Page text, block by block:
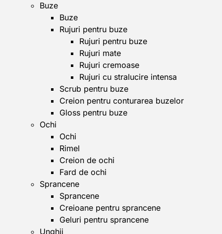
Buze
Buze
Rujuri pentru buze
Rujuri pentru buze
Rujuri mate
Rujuri cremoase
Rujuri cu stralucire intensa
Scrub pentru buze
Creion pentru conturarea buzelor
Gloss pentru buze
Ochi
Ochi
Rimel
Creion de ochi
Fard de ochi
Sprancene
Sprancene
Creioane pentru sprancene
Geluri pentru sprancene
Unghii